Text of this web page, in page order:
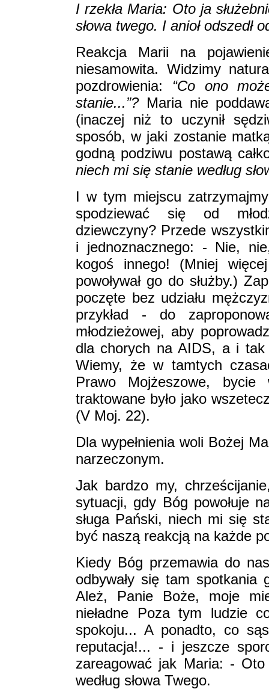
I rzekła Maria: Oto ja
słowa twego. I anioł odszedł
Reakcja Marii na
niesamowita. Widzimy
pozdrowienia: “Co ono
stanie...”? Maria nie
(inaczej niż to uczynił
sposób, w jaki zostanie
godną podziwu postawą
niech mi się stanie według
I w tym miejscu
spodziewać się od
dziewczyny? Przede
i jednoznacznego: - Nie,
kogoś innego! (Mniej
powoływał go do służby.)
poczęte bez udziału
przykład - do
młodzieżowej, aby
dla chorych na AIDS, a i tak
Wiemy, że w tamtych
Prawo Mojżeszowe,
traktowane było jako
(V Moj. 22).
Dla wypełnienia woli Bożej
narzeczonym.
Jak bardzo my,
sytuacji, gdy Bóg powołuje
sługa Pański, niech mi się
być naszą reakcją na każde
Kiedy Bóg przemawia do
odbywały się tam
Ależ, Panie Boże, moje
nieładne Poza tym ludzie
spokoju... A ponadto, co
reputacja!... - i jeszcze
zareagować jak Maria: -
według słowa Twego.